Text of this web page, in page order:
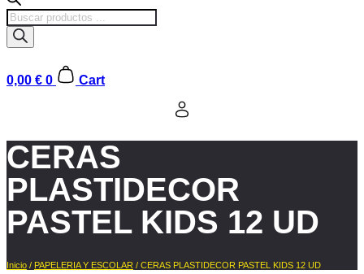
Búsqueda
de
productos
0,00 € 0 Cart
CERAS
PLASTIDECOR
PASTEL KIDS 12 UD
Inicio / PAPELERIA Y ESCOLAR / CERAS PLASTIDECOR PASTEL KIDS 12 UD